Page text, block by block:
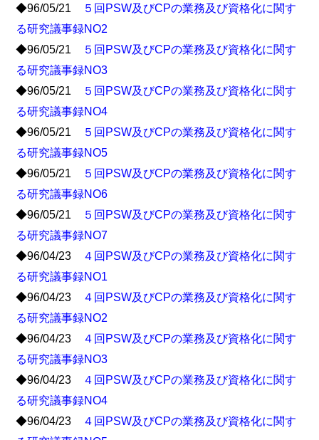
◆96/05/21
５回PSW及びCPの業務及び資格化に関す
る研究議事録NO2
◆96/05/21
５回PSW及びCPの業務及び資格化に関す
る研究議事録NO3
◆96/05/21
５回PSW及びCPの業務及び資格化に関す
る研究議事録NO4
◆96/05/21
５回PSW及びCPの業務及び資格化に関す
る研究議事録NO5
◆96/05/21
５回PSW及びCPの業務及び資格化に関す
る研究議事録NO6
◆96/05/21
５回PSW及びCPの業務及び資格化に関す
る研究議事録NO7
◆96/04/23
４回PSW及びCPの業務及び資格化に関す
る研究議事録NO1
◆96/04/23
４回PSW及びCPの業務及び資格化に関す
る研究議事録NO2
◆96/04/23
４回PSW及びCPの業務及び資格化に関す
る研究議事録NO3
◆96/04/23
４回PSW及びCPの業務及び資格化に関す
る研究議事録NO4
◆96/04/23
４回PSW及びCPの業務及び資格化に関す